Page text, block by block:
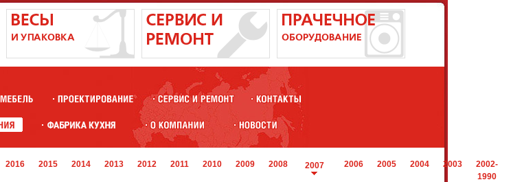
2016 2015 2014 2013 2012 2011 2010 2009 2008 2007 2006 2005 2004 2003
2002-
1990